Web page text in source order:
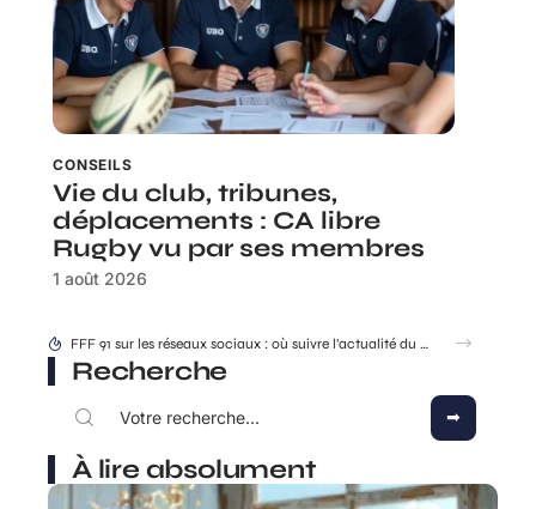
CONSEILS
Vie du club, tribunes,
déplacements : CA libre
Rugby vu par ses membres
1 août 2026
Rhea Ripley : ce que ses plus grands combats disent de son évolution
Recherche
À lire absolument